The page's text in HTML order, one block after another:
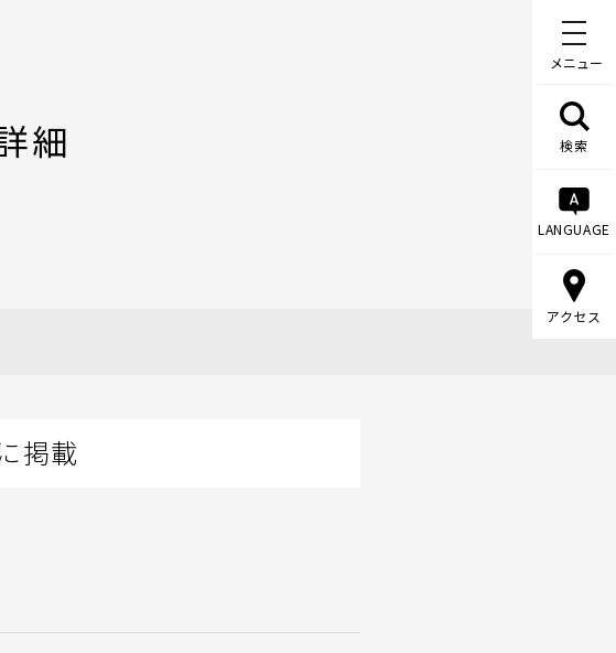
メニュー
検索
LANGUAGE
アクセス
細
掲載